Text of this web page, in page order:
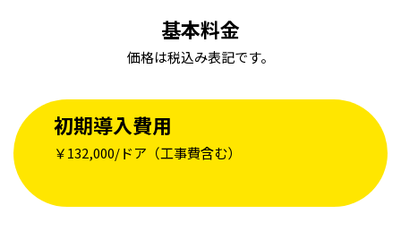
基本料金
価格は税込み表記です。
初期導入費用
￥132,000/ドア（工事費含む）